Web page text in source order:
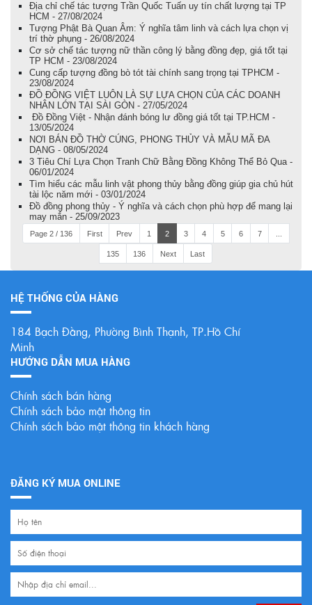
Địa chỉ chế tác tượng Trần Quốc Tuấn uy tín chất lượng tại TP
HCM - 27/08/2024
Tượng Phật Bà Quan Âm: Ý nghĩa tâm linh và cách lựa chọn vị
trí thờ phụng - 26/08/2024
Cơ sở chế tác tượng nữ thần công lý bằng đồng đẹp, giá tốt tại
TP HCM - 23/08/2024
Cung cấp tượng đồng bò tót tài chính sang trọng tại TPHCM -
23/08/2024
ĐỒ ĐỒNG VIỆT LUÔN LÀ SỰ LỰA CHỌN CỦA CÁC DOANH
NHÂN LỚN TẠI SÀI GÒN - 27/05/2024
Đồ Đồng Việt - Nhận đánh bóng lư đồng giá tốt tại TP.HCM -
13/05/2024
NƠI BÁN ĐỒ THỜ CÚNG, PHONG THỦY VÀ MẪU MÃ ĐA
DẠNG - 08/05/2024
3 Tiêu Chí Lựa Chọn Tranh Chữ Bằng Đồng Không Thể Bỏ Qua -
06/01/2024
Tìm hiểu các mẫu linh vật phong thủy bằng đồng giúp gia chủ hút
tài lộc năm mới - 03/01/2024
Đồ đồng phong thủy - Ý nghĩa và cách chọn phù hợp để mang lại
may mắn - 25/09/2023
Page 2 / 136 First Prev 1 2 3 4 5 6 7
135 136 Next Last
HỆ THỐNG CỦA HÀNG
184 Bạch Đằng, Phường Bình Thạnh, TP.Hồ Chí
Minh
HƯỚNG DẪN MUA HÀNG
Chính sách bán hàng
Chính sách bảo mật thông tin
Chính sách bảo mật thông tin khách hàng
ĐĂNG KÝ MUA ONLINE